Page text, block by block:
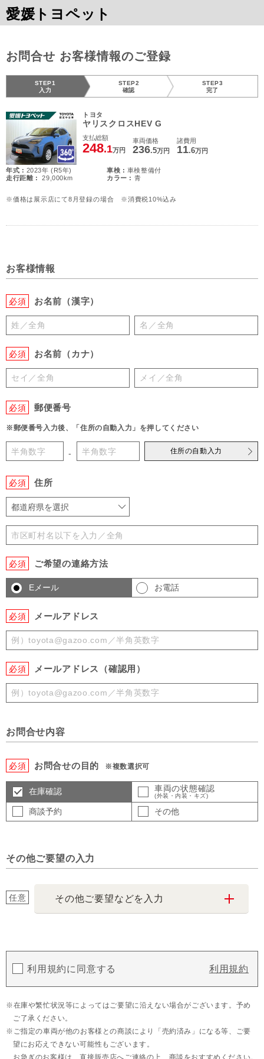
愛媛トヨペット
お問合せ お客様情報のご登録
STEP1
入力
STEP2
確認
STEP3
完了
トヨタ
ヤリスクロスHEV G
支払総額
248.1万円
車両価格
236.5万円
諸費用
11.6万円
年式 : 2023年 (R5年) 車検 : 車検整備付
走行距離 :
29,000km カラー : 青
※価格は展示店にて8月登録の場合 ※消費税10%込み
お客様情報
必須 お名前（漢字）
必須 お名前（カナ）
必須 郵便番号
※郵便番号入力後、「住所の自動入力」を押してください
- 住所の自動入力
必須 住所
都道府県を選択
必須 ご希望の連絡方法
Eメール お電話
必須 メールアドレス
必須 メールアドレス（確認用）
お問合せ内容
必須 お問合せの目的 ※複数選択可
在庫確認 車両の状態確認
(外装・内装・キズ)
商談予約 その他
その他ご要望の入力
任意 その他ご要望などを入力
利用規約に同意する 利用規約
在庫や繁忙状況等によってはご要望に沿えない場合がございます。予め
ご了承ください。
ご指定の車両が他のお客様との商談により「売約済み」になる等、ご要
望にお応えできない可能性もございます。
お急ぎのお客様は、直接販売店へご連絡の上、商談をおすすめください。